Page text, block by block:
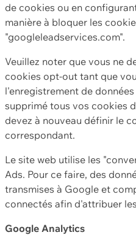
de cookies ou en
manière à bloquer les
"googleleadservices.com".
Veuillez noter que vous ne
cookies opt-out tant que
l'enregistrement de
supprimé tous vos cookies
devez à nouveau définir le
correspondant.
Le site web utilise les
Ads. Pour ce faire, des
transmises à Google et
connectés afin d'attribuer
Google Analytics